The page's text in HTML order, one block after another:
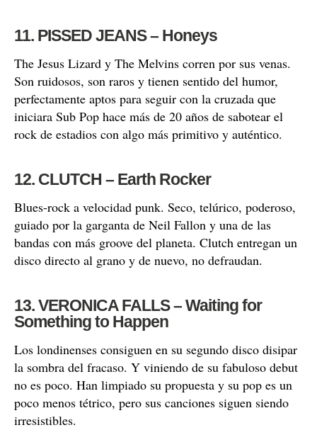
11. PISSED JEANS – Honeys
The Jesus Lizard y The Melvins corren por sus venas.
Son ruidosos, son raros y tienen sentido del humor,
perfectamente aptos para seguir con la cruzada que
iniciara Sub Pop hace más de 20 años de sabotear el
rock de estadios con algo más primitivo y auténtico.
12. CLUTCH – Earth Rocker
Blues-rock a velocidad punk. Seco, telúrico, poderoso,
guiado por la garganta de Neil Fallon y una de las
bandas con más groove del planeta. Clutch entregan un
disco directo al grano y de nuevo, no defraudan.
13. VERONICA FALLS – Waiting for
Something to Happen
Los londinenses consiguen en su segundo disco disipar
la sombra del fracaso. Y viniendo de su fabuloso debut
no es poco. Han limpiado su propuesta y su pop es un
poco menos tétrico, pero sus canciones siguen siendo
irresistibles.